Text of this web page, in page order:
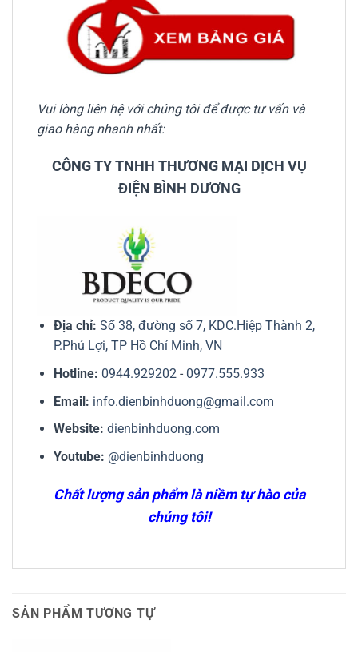
Vui lòng liên hệ với chúng tôi để được tư vấn và
giao hàng nhanh nhất:
CÔNG TY TNHH THƯƠNG MẠI DỊCH VỤ
ĐIỆN BÌNH DƯƠNG
Địa chỉ: Số 38, đường số 7, KDC.Hiệp Thành 2,
P.Phú Lợi, TP Hồ Chí Minh, VN
Hotline: 0944.929202- 0977.555.933
Email: info.dienbinhduong@gmail.com
Website: dienbinhduong.com
Youtube: @dienbinhduong
Chất lượng sản phẩm là niềm tự hào của
chúng tôi!
SẢN PHẨM TƯƠNG TỰ